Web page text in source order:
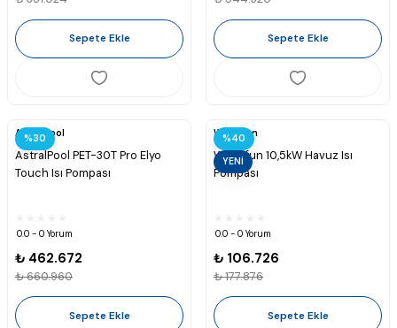
Sepete Ekle Sepete Ekle
%30
Astralpool
AstralPool PET-30T Pro Elyo
Touch Isı Pompası
0.0 - 0 Yorum
₺ 462.672
₺ 660.960
Sepete Ekle
%40
YENİ
Waterfun
Waterfun 10,5kW Havuz Isı
Pompası
0.0 - 0 Yorum
₺ 106.726
₺ 177.876
Sepete Ekle